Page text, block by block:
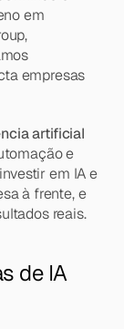
em
empresas
artificial
e
em IA e
à frente, e
reais.
de IA